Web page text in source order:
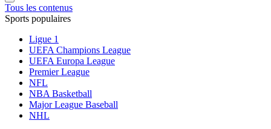
Tous les contenus
Sports populaires
Ligue 1
UEFA Champions League
UEFA Europa League
Premier League
NFL
NBA Basketball
Major League Baseball
NHL